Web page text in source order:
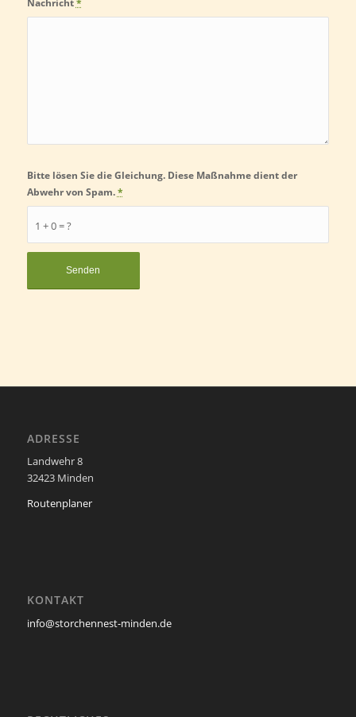
Nachricht*
1 + 0 = ?
Bitte lösen Sie die Gleichung. Diese Maßnahme dient der
Abwehr von Spam.*
ADRESSE
Landwehr 8
32423 Minden
Routenplaner
KONTAKT
info@storchennest-minden.de